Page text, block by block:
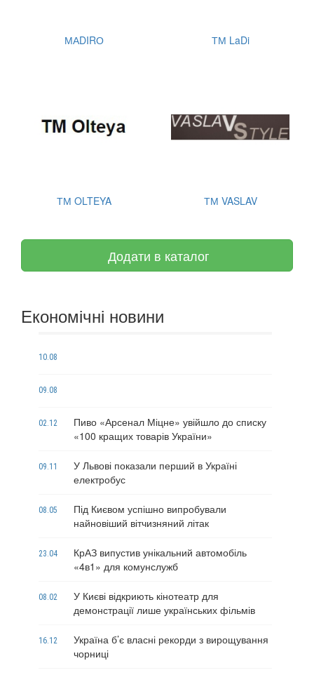
МАDIRО ТМ LaDi
ТМ OLTEYA ТМ VASLAV
Додати в каталог
Економічні новини
10.08
09.08
02.12
Пиво «Арсенал Міцне» увійшло до списку
«100 кращих товарів України»
09.11
У Львові показали перший в Україні
електробус
08.05
Під Києвом успішно випробували
найновіший вітчизняний літак
23.04
КрАЗ випустив унікальний автомобіль
«4в1» для комунслужб
08.02
У Києві відкриють кінотеатр для
демонстрації лише українських фільмів
16.12
Україна б’є власні рекорди з вирощування
чорниці